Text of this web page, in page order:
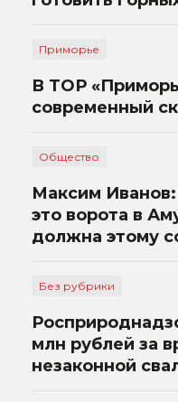
Приморье
В ТОР
современный
Общество
Максим
это ворота в
должна этому
Без рубрики
млн рублей за
незаконной